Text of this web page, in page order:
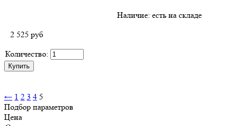
Наличие: есть на складе
2 525 руб
Количество:
← 1 2 3 4 5
Подбор параметров
Цена